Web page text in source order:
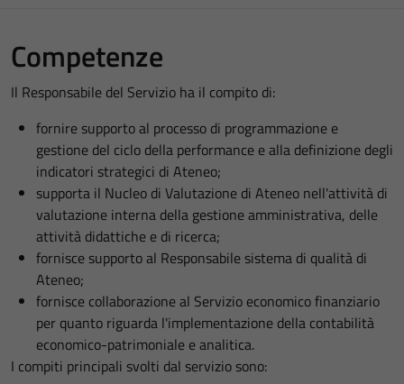
Competenze
Il Responsabile del Servizio ha il compito di:
fornire supporto al processo di programmazione e
gestione del ciclo della performance e alla definizione degli
indicatori strategici di Ateneo;
supporta il Nucleo di Valutazione di Ateneo nell'attività di
valutazione interna della gestione amministrativa, delle
attività didattiche e di ricerca;
fornisce supporto al Responsabile sistema di qualità di
Ateneo;
fornisce collaborazione al Servizio economico finanziario
per quanto riguarda l'implementazione della contabilità
economico-patrimoniale e analitica.
I compiti principali svolti dal servizio sono: